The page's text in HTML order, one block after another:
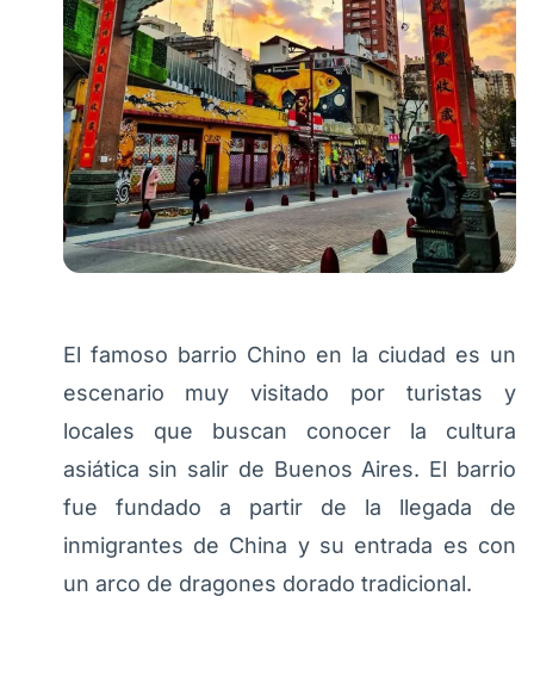
El famoso barrio Chino en la ciudad es un
escenario muy visitado por turistas y
locales que buscan conocer la cultura
asiática sin salir de Buenos Aires. El barrio
fue fundado a partir de la llegada de
inmigrantes de China y su entrada es con
un arco de dragones dorado tradicional.